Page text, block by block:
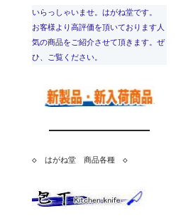
いらっしゃいませ。はがね堂です。
お客様より高評価を頂いております人
気の商品をご紹介させて頂きます。ぜ
ひ、ご覧ください。
◇　はがね堂　商品各種　◇